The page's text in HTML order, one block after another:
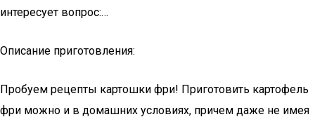
интересует вопрос:…
Описание приготовления:
Пробуем рецепты картошки фри! Приготовить картофель
фри можно и в домашних условиях, причем даже не имея